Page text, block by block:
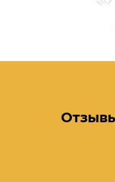
Одноразовые
стаканов:
биоразлагаемого
флексопечати
иметь спецотделку:
тач лаком,